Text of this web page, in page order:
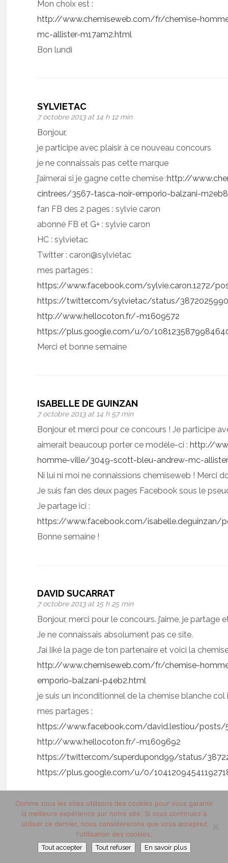
Mon choix est :
http://www.chemiseweb.com/fr/chemise-
mc-allister-m17am2.html
Bon lundi
SYLVIETAC
7 octobre 2013 at 14 h 12 min
Bonjour,
je participe avec plaisir à ce nouveau concours
je ne connaissais pas cette marque
j’aimerai si je gagne cette chemise :http://
cintrees/3567-tasca-noir-emporio-balzani-
fan FB des 2 pages : sylvie caron
abonné FB et G+ : sylvie caron
HC : sylvietac
Twitter : caron@sylvietac
mes partages :
https://www.facebook.com/sylvie.caron.1272/
https://twitter.com/sylvietac/status/
http://www.hellocoton.fr/-m1609572
https://plus.google.com/u/0/
Merci et bonne semaine
ISABELLE DE GUINZAN
7 octobre 2013 at 14 h 57 min
Bonjour et merci pour ce concours ! Je participe
aimerait beaucoup porter ce modèle-ci :http://
homme-ville/3049-scott-bleu-andrew-mc-
Ni lui ni moi ne connaissions chemiseweb ! Merci
Je suis fan des deux pages Facebook sous le
Je partage ici :
https://www.facebook.com/isabelle.deguinzan/
Bonne semaine !
DAVID SUCARRAT
7 octobre 2013 at 15 h 25 min
Bonjour, merci pour le concours. j’aime, je partage
Je ne connaissais absolument pas ce site.
J’ai liké la page de ton partenaire et voici la
http://www.chemiseweb.com/fr/chemise-
emporio-balzani-p4eb2.html
je suis un inconditionnel de la chemise blanche col
mes partages :
https://www.facebook.com/david.lestiou/posts/
http://www.hellocoton.fr/-m1609692
https://twitter.com/superdupond99/status/
https://plus.google.com/u/0/
GREGORY KIRCHNER
bonjour ,
Comme tous les sites utilisons des cookies pour vous garantir
la meilleure expérience sur notre site. Si vous continuez à
utiliser ce dernier, nous considérerons que vous acceptez
l'utilisation des cookies.
Tout accepter Tout refuser En savoir plus